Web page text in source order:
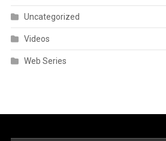
Uncategorized
Videos
Web Series